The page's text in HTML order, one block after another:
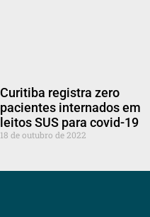
Curitiba registra zero
pacientes internados em
leitos SUS para covid-19
18 de outubro de 2022